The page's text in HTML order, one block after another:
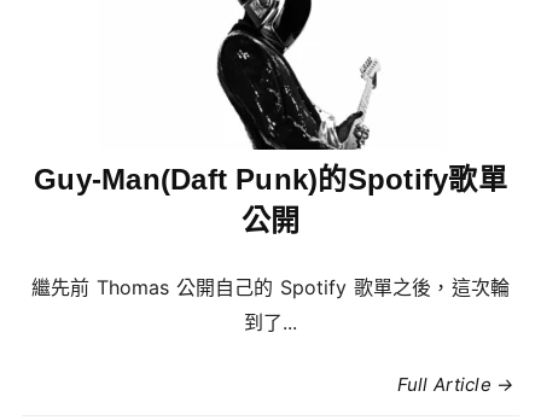
Guy-Man(Daft Punk)的Spotify歌單
公開
繼先前 Thomas 公開自己的 Spotify 歌單之後，這次輪
到了...
Full Article →